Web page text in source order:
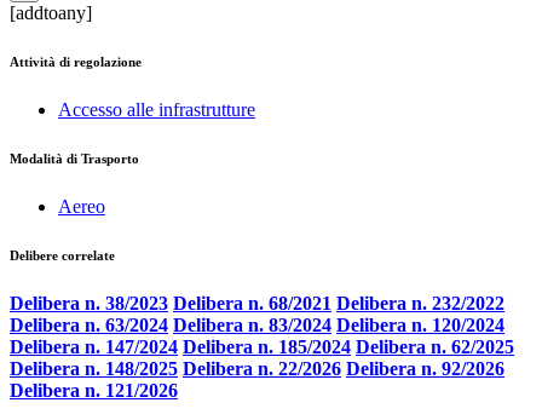
[addtoany]
Attività di regolazione
Accesso alle infrastrutture
Modalità di Trasporto
Aereo
Delibere correlate
Delibera n. 38/2023 Delibera n. 68/2021 Delibera n. 232/2022
Delibera n. 63/2024 Delibera n. 83/2024 Delibera n. 120/2024
Delibera n. 147/2024 Delibera n. 185/2024 Delibera n. 62/2025
Delibera n. 148/2025 Delibera n. 22/2026 Delibera n. 92/2026
Delibera n. 121/2026